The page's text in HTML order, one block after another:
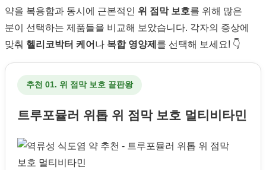
약을 복용함과 동시에 근본적인 위 점막 보호를 위해 많은
분이 선택하는 제품들을 비교해 보았습니다. 각자의 증상에
맞춰 헬리코박터 케어 나 복합 영양제 를 선택해 보세요! 👇
추천 01. 위 점막 보호 끝판왕
트루포뮬러 위톱 위 점막 보호 멀티비타민